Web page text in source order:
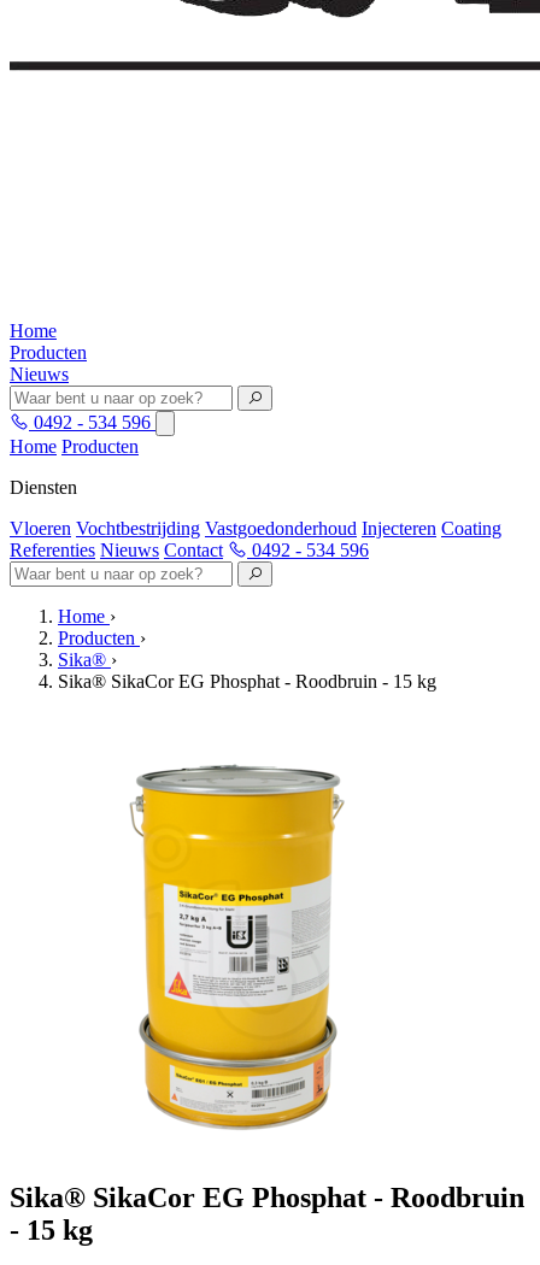
Home
Producten
Nieuws
0492 - 534 596
Home Producten
Diensten
Vloeren Vochtbestrijding Vastgoedonderhoud Injecteren Coating
Referenties Nieuws Contact 0492 - 534 596
Home ›
Producten ›
Sika® ›
Sika® SikaCor EG Phosphat - Roodbruin - 15 kg
Sika® SikaCor EG Phosphat - Roodbruin
- 15 kg